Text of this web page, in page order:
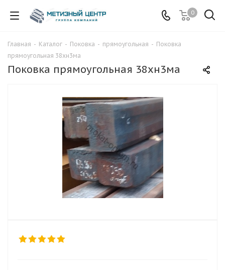
0
Главная - Каталог - Поковка - прямоугольная - Поковка
прямоугольная 38хн3ма
Поковка прямоугольная 38хн3ма